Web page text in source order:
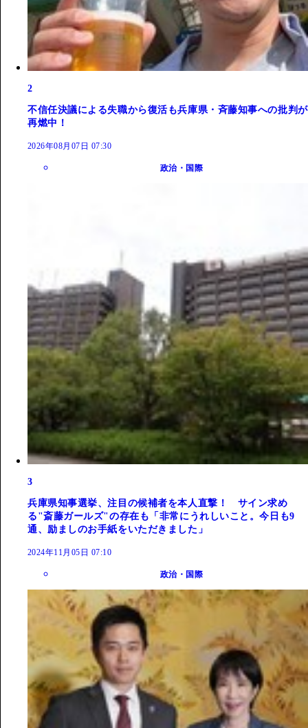
2
不信任決議による失職から復活も兵庫県・斉藤知事への批判が
再燃中！
2026年08月07日 07:30
政治・国際
3
兵庫県知事選挙、注目の候補者を本人直撃！ サイン求め
る"斎藤ガールズ"の存在も「非常にうれしいこと。今日も9
通、励ましのお手紙をいただきました」
2024年11月05日 07:10
政治・国際